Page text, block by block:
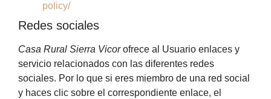
policy/
Redes sociales
Casa Rural Sierra Vicorofrece al Usuario enlaces y
servicio relacionados con las diferentes redes
sociales. Por lo que si eres miembro de una red social
y haces clic sobre el correspondiente enlace, el